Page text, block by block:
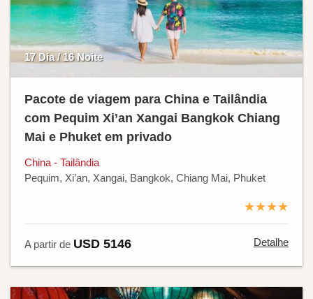
17 Dia / 16 Noite
Pacote de viagem para China e Tailândia
com Pequim Xi’an Xangai Bangkok Chiang
Mai e Phuket em privado
China - Tailândia
Pequim, Xi’an, Xangai, Bangkok, Chiang Mai, Phuket
★★★★
A partir de USD 5146 Detalhe